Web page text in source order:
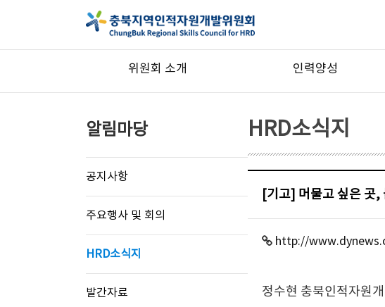
위원회 소개 인력양성
알림마당
공지사항
주요행사 및 회의
HRD소식지
발간자료
HRD소식지
[기고] 머물고 싶은 곳,
http://
정수현 충북인적자원